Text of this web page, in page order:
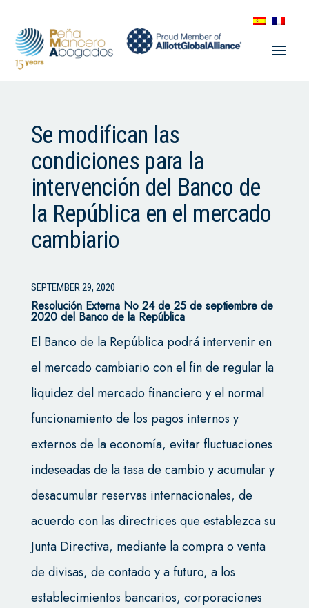
Se modifican las
condiciones para la
intervención del Banco de
la República en el mercado
cambiario
SEPTEMBER 29, 2020
Resolución Externa No 24 de 25 de septiembre de
2020 del Banco de la República
El Banco de la República podrá intervenir en
el mercado cambiario con el fin de regular la
liquidez del mercado financiero y el normal
funcionamiento de los pagos internos y
externos de la economía, evitar fluctuaciones
indeseadas de la tasa de cambio y acumular y
desacumular reservas internacionales, de
acuerdo con las directrices que establezca su
Junta Directiva, mediante la compra o venta
de divisas, de contado y a futuro, a los
establecimientos bancarios, corporaciones